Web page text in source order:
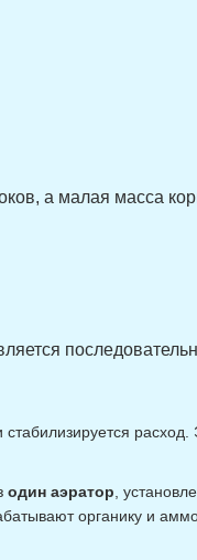
а малая масса
один аэратор ,
органику и